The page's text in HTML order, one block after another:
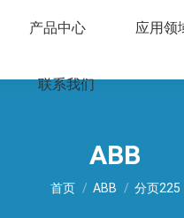
产品中心 应用领
联系我们
ABB
您在这里：
首页 ABB 分页225